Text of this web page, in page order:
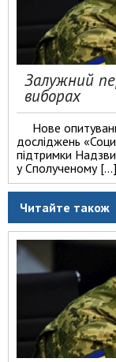
Залужний
виборах
Нове
досліджень
підтримки
у Сполученому […]
Читайте також